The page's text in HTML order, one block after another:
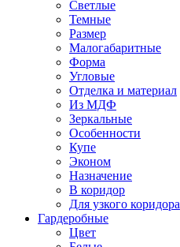
Светлые
Темные
Размер
Малогабаритные
Форма
Угловые
Отделка и материал
Из МДФ
Зеркальные
Особенности
Купе
Эконом
Назначение
В коридор
Для узкого коридора
Гардеробные
Цвет